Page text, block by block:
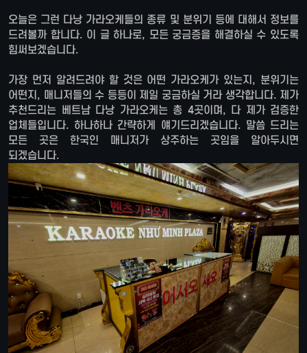
오늘은 그런 다낭 가라오케들의 종류 및 분위기 등에 대해서 정보를
드려볼까 합니다. 이 글 하나로, 모든 궁금증을 해결하실 수 있도록
힘써보겠습니다.
가장 먼저 알려드려야 할 것은 어떤 가라오케가 있는지, 분위기는
어떤지, 매니저들의 수 등등이 제일 궁금하실 거라 생각합니다. 제가
추천드리는 베트남 다낭 가라오케는 총 4곳이며, 다 제가 검증한
업체들입니다. 하나하나 간략하게 얘기드리겠습니다. 말씀 드리는
모든 곳은 한국인 매니저가 상주하는 곳임을 알아두시면
되겠습니다.